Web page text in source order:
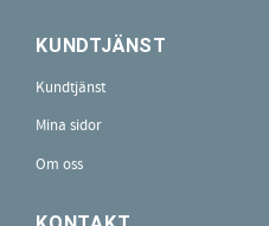
KUNDTJÄNST
Kundtjänst
Mina sidor
Om oss